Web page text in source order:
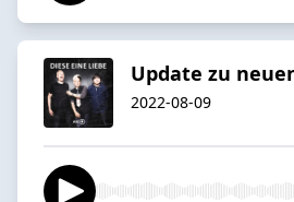
Update zu
2022-08-09